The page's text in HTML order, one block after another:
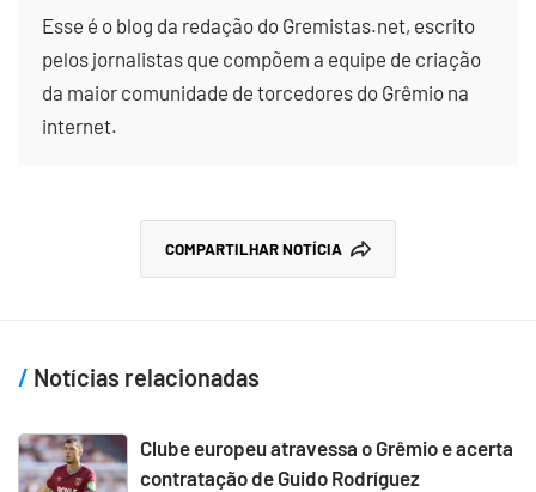
Esse é o blog da redação do Gremistas.net, escrito
pelos jornalistas que compõem a equipe de criação
da maior comunidade de torcedores do Grêmio na
internet.
COMPARTILHAR NOTÍCIA
Notícias relacionadas
Clube europeu atravessa o Grêmio e acerta
contratação de Guido Rodríguez